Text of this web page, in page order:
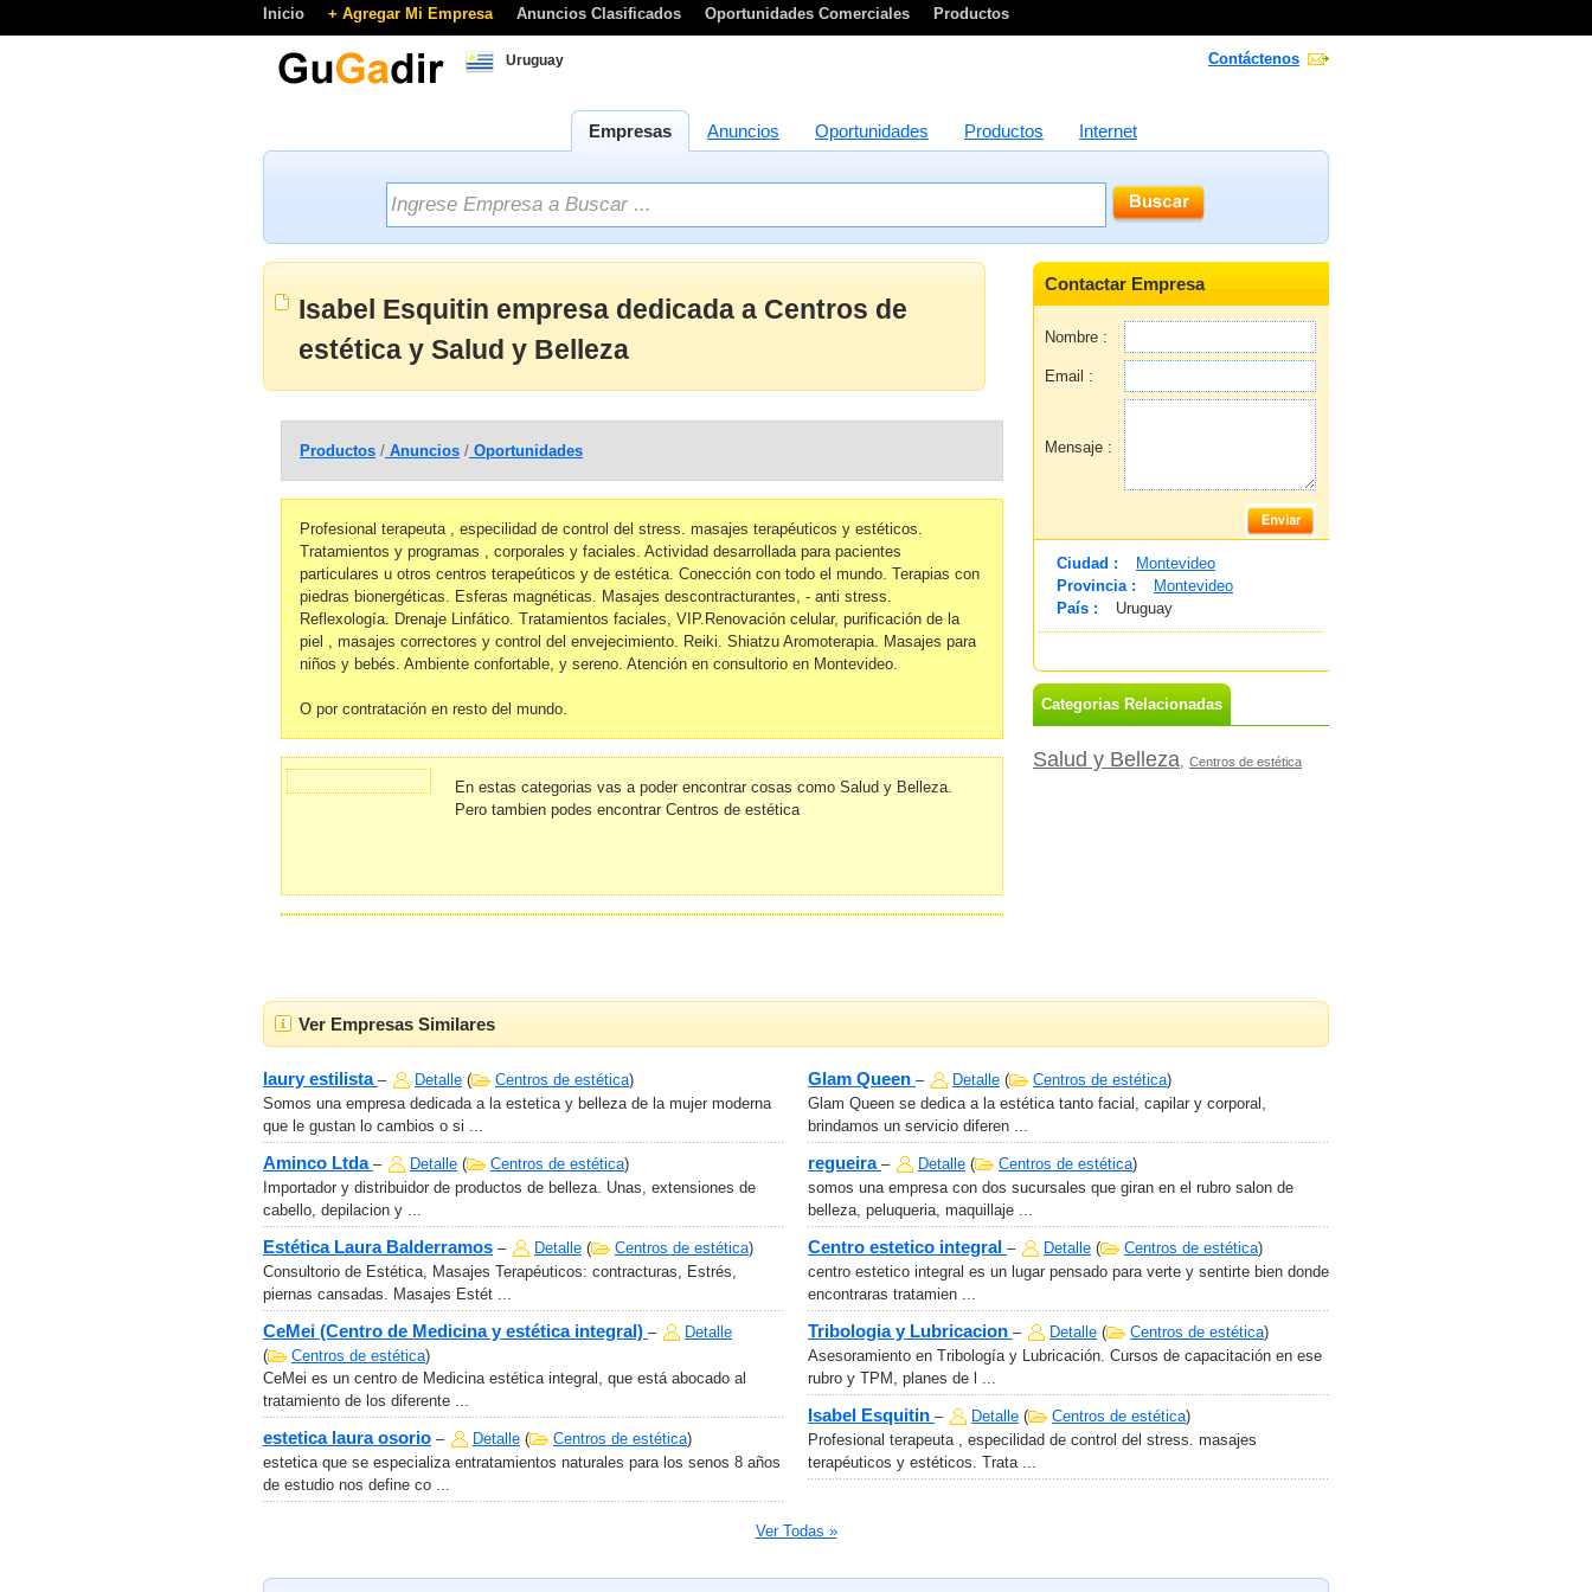
Inicio + Agregar Mi Empresa Anuncios Clasificados Oportunidades Comerciales Productos
Uruguay Contáctenos
Empresas Anuncios Oportunidades Productos Internet
Isabel Esquitin empresa dedicada a Centros de
estética y Salud y Belleza
Productos / Anuncios / Oportunidades
Profesional terapeuta , especilidad de control del stress. masajes terapéuticos y estéticos.
Tratamientos y programas , corporales y faciales. Actividad desarrollada para pacientes
particulares u otros centros terapeúticos y de estética. Conección con todo el mundo. Terapias con
piedras bionergéticas. Esferas magnéticas. Masajes descontracturantes, - anti stress.
Reflexología. Drenaje Linfático. Tratamientos faciales, VIP.Renovación celular, purificación de la
piel , masajes correctores y control del envejecimiento. Reiki. Shiatzu Aromoterapia. Masajes para
niños y bebés. Ambiente confortable, y sereno. Atención en consultorio en Montevideo.
O por contratación en resto del mundo.
En estas categorias vas a poder encontrar cosas como Salud y Belleza.
Pero tambien podes encontrar Centros de estética
Contactar Empresa
Nombre :
Email :
Mensaje :
Ciudad :
Montevideo
Provincia :
Montevideo
País :
Uruguay
Categorias Relacionadas
Salud y Belleza, Centros de estética
Ver Empresas Similares
laury estilista – Detalle ( Centros de estética)
Somos una empresa dedicada a la estetica y belleza de la mujer moderna
que le gustan lo cambios o si ...
Aminco Ltda – Detalle ( Centros de estética)
Importador y distribuidor de productos de belleza. Unas, extensiones de
cabello, depilacion y ...
Estética Laura Balderramos – Detalle ( Centros de estética)
Consultorio de Estética, Masajes Terapéuticos: contracturas, Estrés,
piernas cansadas. Masajes Estét ...
CeMei (Centro de Medicina y estética integral) –
Detalle
(
Centros de estética)
CeMei es un centro de Medicina estética integral, que está abocado al
tratamiento de los diferente ...
estetica laura osorio – Detalle ( Centros de estética)
estetica que se especializa entratamientos naturales para los senos 8 años
de estudio nos define co ...
Glam Queen – Detalle ( Centros de estética)
Glam Queen se dedica a la estética tanto facial, capilar y corporal,
brindamos un servicio diferen ...
regueira – Detalle ( Centros de estética)
somos una empresa con dos sucursales que giran en el rubro salon de
belleza, peluqueria, maquillaje ...
Centro estetico integral – Detalle ( Centros de estética)
centro estetico integral es un lugar pensado para verte y sentirte bien donde
encontraras tratamien ...
Tribologia y Lubricacion – Detalle ( Centros de estética)
Asesoramiento en Tribología y Lubricación. Cursos de capacitación en ese
rubro y TPM, planes de l ...
Isabel Esquitin – Detalle ( Centros de estética)
Profesional terapeuta , especilidad de control del stress. masajes
terapéuticos y estéticos. Trata ...
Ver Todas »